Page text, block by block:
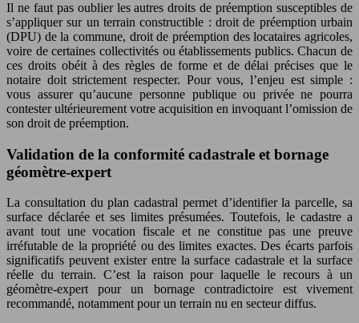
Il ne faut pas oublier les autres droits de préemption susceptibles de
s’appliquer sur un terrain constructible : droit de préemption urbain
(DPU) de la commune, droit de préemption des locataires agricoles,
voire de certaines collectivités ou établissements publics. Chacun de
ces droits obéit à des règles de forme et de délai précises que le
notaire doit strictement respecter. Pour vous, l’enjeu est simple :
vous assurer qu’aucune personne publique ou privée ne pourra
contester ultérieurement votre acquisition en invoquant l’omission de
son droit de préemption.
Validation de la conformité cadastrale et bornage
géomètre-expert
La consultation du plan cadastral permet d’identifier la parcelle, sa
surface déclarée et ses limites présumées. Toutefois, le cadastre a
avant tout une vocation fiscale et ne constitue pas une preuve
irréfutable de la propriété ou des limites exactes. Des écarts parfois
significatifs peuvent exister entre la surface cadastrale et la surface
réelle du terrain. C’est la raison pour laquelle le recours à un
géomètre-expert pour un bornage contradictoire est vivement
recommandé, notamment pour un terrain nu en secteur diffus.